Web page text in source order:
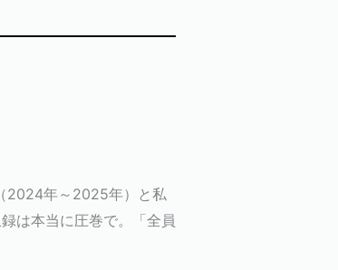
2024年～2025年）と私
は本当に圧巻で。「全員